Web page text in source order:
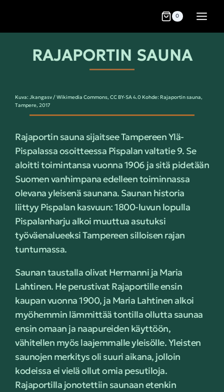
0
RAJAPORTIN SAUNA
Kuva: Jkangasv / Wikimedia Commons, CC BY-SA 4.0 Kohde: Rajaportin sauna,
Tampere, 2017
Rajaportin sauna sijaitsee Tampereen Ylä-
Pispalassa osoitteessa Pispalan valtatie 9. Se
aloitti toimintansa vuonna 1906 ja sitä pidetään
Suomen vanhimpana edelleen toiminnassa
olevana yleisenä saunana. Saunan historia
liittyy Pispalan kasvuun: 1800-luvun lopulla
Pispalanharju alkoi muuttua asutuksi
työväenalueeksi Tampereen silloisen rajan
tuntumassa.
Saunan taustalla olivat Hermanni ja Maria
Lahtinen. He perustivat Rajaportille ensin
kaupan vuonna 1900, ja Maria Lahtinen alkoi
myöhemmin lämmittää tontilla ollutta saunaa
ensin omaan ja naapureiden käyttöön,
vähitellen myös laajemmalle yleisölle. Yleisten
saunojen merkitys oli suuri aikana, jolloin
kodeissa ei vielä ollut omia pesutiloja.
Rajaportilla jonotettiin saunaan etenkin